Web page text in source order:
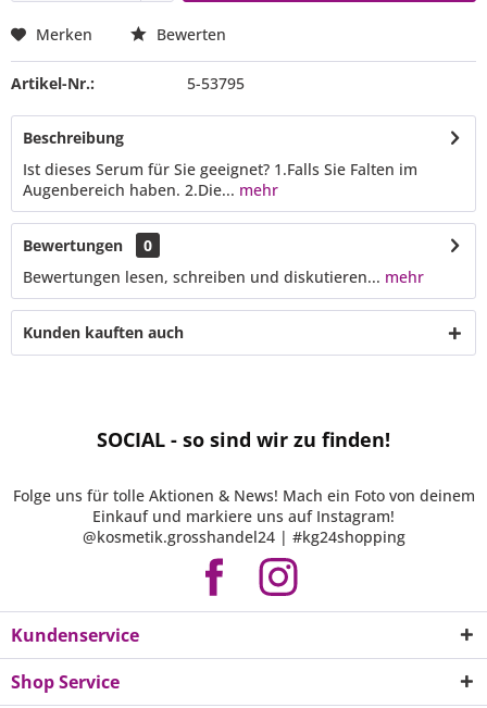
Merken Bewerten
Artikel-Nr.: 5-53795
Beschreibung
Ist dieses Serum für Sie geeignet? 1.Falls Sie Falten im
Augenbereich haben. 2.Die... mehr
Bewertungen
0
Bewertungen lesen, schreiben und diskutieren... mehr
Kunden kauften auch
SOCIAL - so sind wir zu finden!
Folge uns für tolle Aktionen & News! Mach ein Foto von deinem
Einkauf und markiere uns auf Instagram!
@kosmetik.grosshandel24 | #kg24shopping
Kundenservice
Shop Service